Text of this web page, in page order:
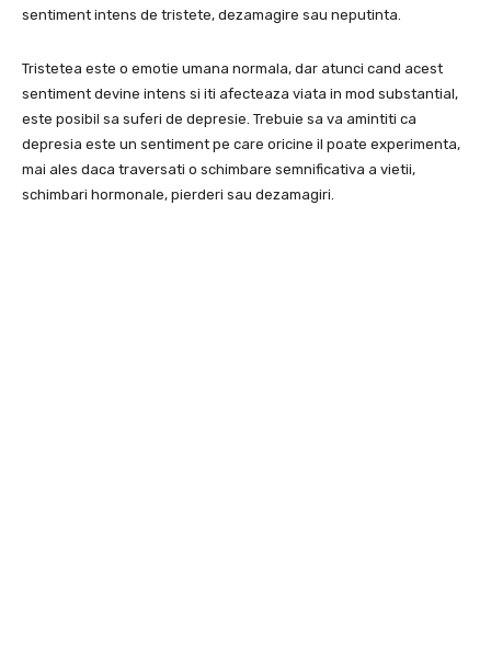
sentiment intens de tristete, dezamagire sau neputinta.
Tristetea este o emotie umana normala, dar atunci cand acest
sentiment devine intens si iti afecteaza viata in mod substantial,
este posibil sa suferi de depresie. Trebuie sa va amintiti ca
depresia este un sentiment pe care oricine il poate experimenta,
mai ales daca traversati o schimbare semnificativa a vietii,
schimbari hormonale, pierderi sau dezamagiri.